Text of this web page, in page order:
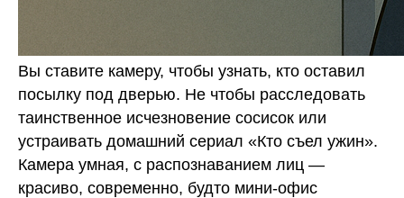
Вы ставите камеру, чтобы узнать, кто оставил
посылку под дверью. Не чтобы расследовать
таинственное исчезновение сосисок или
устраивать домашний сериал «Кто съел ужин».
Камера умная, с распознаванием лиц —
красиво, современно, будто мини-офис